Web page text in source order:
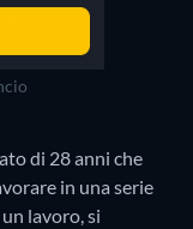
di 28 anni che
in una serie
lavoro, si